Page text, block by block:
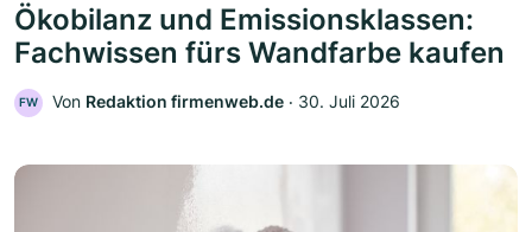
Ökobilanz und Emissionsklassen:
Fachwissen fürs Wandfarbe kaufen
FW Von Redaktion firmenweb.de ‧ 30. Juli 2026